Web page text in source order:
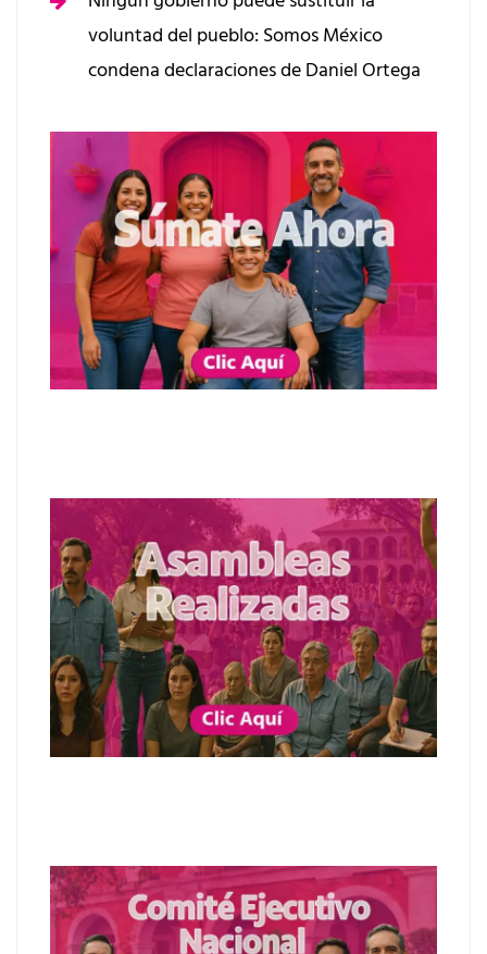
voluntad del pueblo: Somos México
condena declaraciones de Daniel Ortega